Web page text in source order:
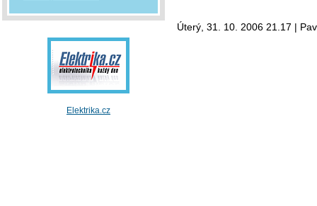
Úterý, 31. 10. 2006 21.17 |
Elektrika.cz